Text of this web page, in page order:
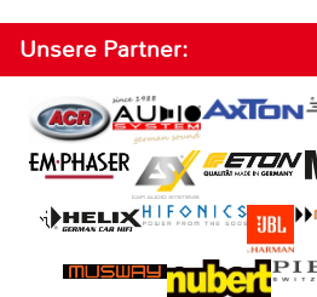
Unsere Partner: